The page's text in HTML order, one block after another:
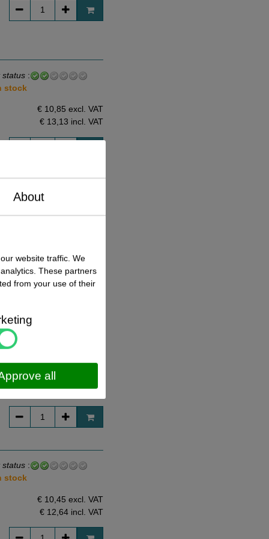
status:
stock
€ 10,85 excl. VAT
€ 13,13 incl. VAT
€ 24,00 excl. VAT
€ 29,04incl. VAT
€ 7,10 excl. VAT
€ 8,59incl. VAT
status:
stock
€ 10,45 excl. VAT
€ 12,64incl. VAT
About
website traffic. We
These partners
from your use of their
all